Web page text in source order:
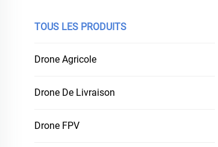
TOUS LES PRODUITS
Drone Agricole
Drone De Livraison
Drone FPV